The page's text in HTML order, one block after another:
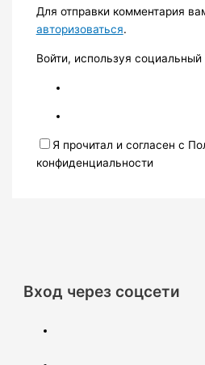
Для отправки комментария
авторизоваться.
Войти, используя социальный
Я прочитал и согласен с
конфиденциальности
Вход через соцсети